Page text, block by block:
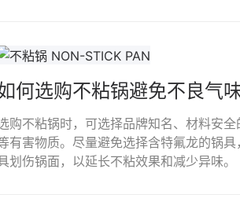
何选购不粘锅避免不良气
购不粘锅时，可选择品牌知名、材料安
有害物质。尽量避免选择含特氟龙的锅
划伤锅面，以延长不粘效果和减少异味。